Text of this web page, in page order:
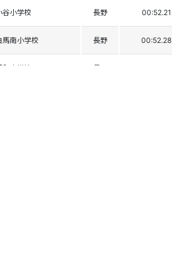
谷小学校 長野 00:52.21
馬南小学校 長野 00:52.28
和小学校 長野